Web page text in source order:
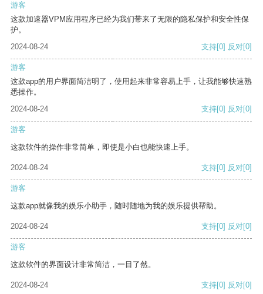
游客
这款加速器VPM应用程序已经为我们带来了无限的隐私保护和安全性保
护。
2024-08-24
支持[0] 反对[0]
游客
这款app的用户界面简洁明了，使用起来非常容易上手，让我能够快速熟
悉操作。
2024-08-24
支持[0] 反对[0]
游客
这款软件的操作非常简单，即使是小白也能快速上手。
2024-08-24 支持[0] 反对[0]
游客
这款app就像我的娱乐小助手，随时随地为我的娱乐提供帮助。
2024-08-24 支持[0] 反对[0]
游客
这款软件的界面设计非常简洁，一目了然。
2024-08-24 支持[0] 反对[0]